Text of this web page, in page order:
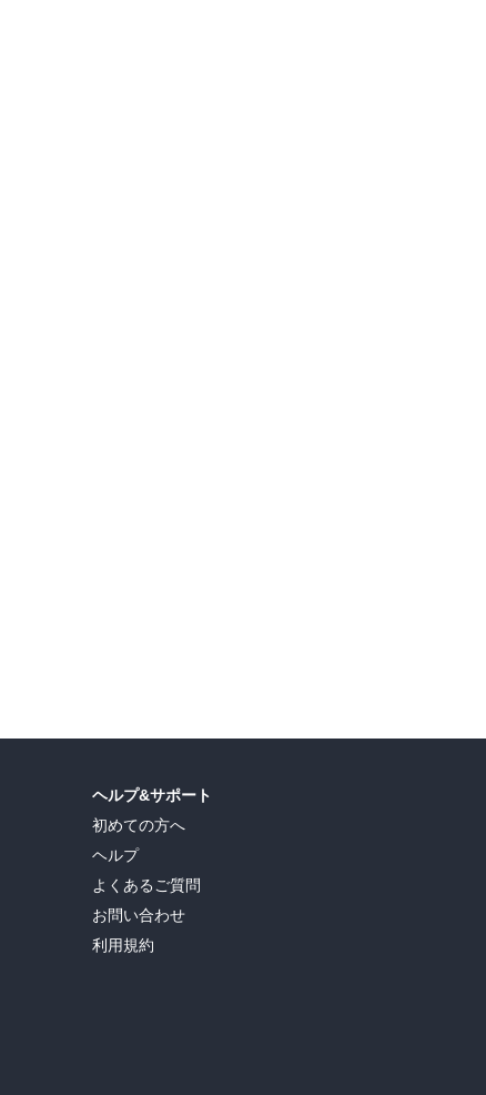
ヘルプ&サポート
初めての方へ
ヘルプ
よくあるご質問
お問い合わせ
利用規約